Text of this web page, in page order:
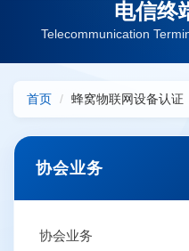
电信终
Telecommunication
首页 蜂窝物联网设备认证
协会业务
协会业务